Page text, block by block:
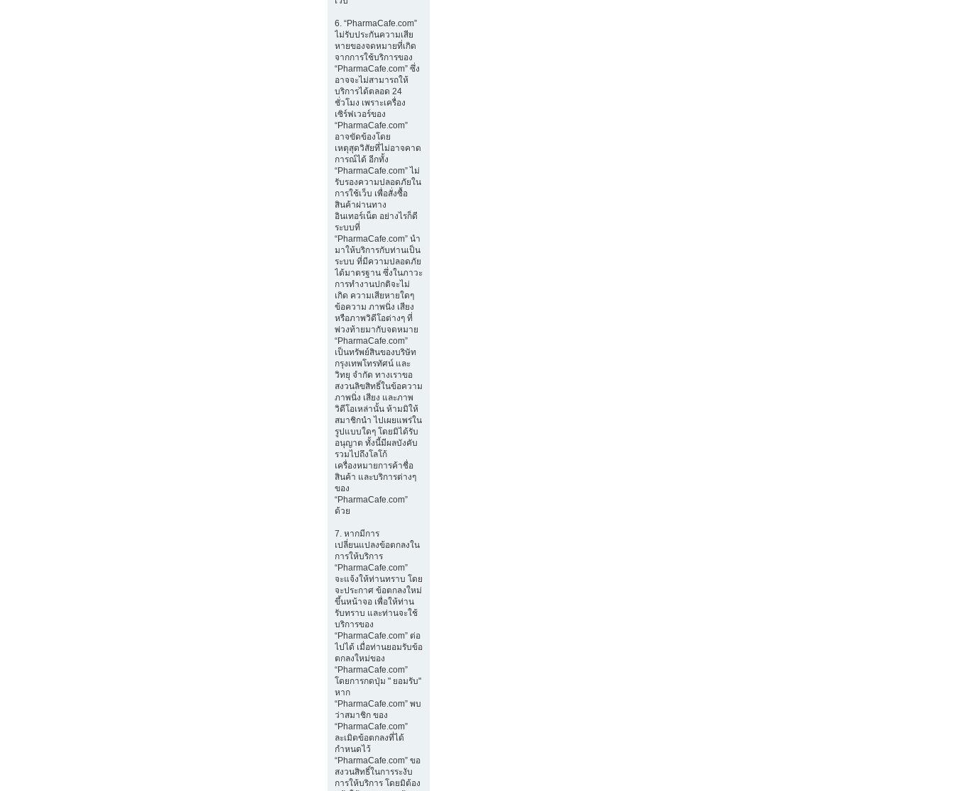
6. “PharmaCafe.com”
ไม่รับประกันความเสีย
หายของจดหมายที่เกิด
จากการใช้บริการของ
“PharmaCafe.com” ซึ่ง
อาจจะไม่สามารถให้
บริการได้ตลอด 24
ชั่วโมง เพราะเครื่อง
เซิร์ฟเวอร์ของ
“PharmaCafe.com”
อาจขัดข้องโดย
เหตุสุดวิสัยที่ไม่อาจคาด
การณ์ได้ อีกทั้ง
“PharmaCafe.com” ไม่
รับรองความปลอดภัยใน
การใช้เว็บ เพื่อสั่งซื้อ
สินค้าผ่านทาง
อินเทอร์เน็ต อย่างไรก็ดี
ระบบที่
“PharmaCafe.com” นำ
มาให้บริการกับท่านเป็น
ระบบ ที่มีความปลอดภัย
ได้มาตรฐาน ซึ่งในภาวะ
การทำงานปกติจะไม่
เกิด ความเสียหายใดๆ
ข้อความ ภาพนิ่ง เสียง
หรือภาพวิดีโอต่างๆ ที่
พ่วงท้ายมากับจดหมาย
“PharmaCafe.com”
เป็นทรัพย์สินของบริษัท
กรุงเทพโทรทัศน์ และ
วิทยุ จำกัด ทางเราขอ
สงวนลิขสิทธิ์ในข้อความ
ภาพนิ่ง เสียง และภาพ
วิดีโอเหล่านั้น ห้ามมิให้
สมาชิกนำ ไปเผยแพร่ใน
รูปแบบใดๆ โดยมิได้รับ
อนุญาต ทั้งนี้มีผลบังคับ
รวมไปถึงโลโก้
เครื่องหมายการค้าชื่อ
สินค้า และบริการต่างๆ
ของ
“PharmaCafe.com”
ด้วย
7. หากมีการ
เปลี่ยนแปลงข้อตกลงใน
การให้บริการ
“PharmaCafe.com”
จะแจ้งให้ท่านทราบ โดย
จะประกาศ ข้อตกลงใหม่
ขึ้นหน้าจอ เพื่อให้ท่าน
รับทราบ และท่านจะใช้
บริการของ
“PharmaCafe.com” ต่อ
ไปได้ เมื่อท่านยอมรับข้อ
ตกลงใหม่ของ
“PharmaCafe.com”
โดยการกดปุ่ม " ยอมรับ"
หาก
“PharmaCafe.com” พบ
ว่าสมาชิก ของ
“PharmaCafe.com”
ละเมิดข้อตกลงที่ได้
กำหนดไว้
“PharmaCafe.com” ขอ
สงวนสิทธิ์ในการระงับ
การให้บริการ โดยมิต้อง